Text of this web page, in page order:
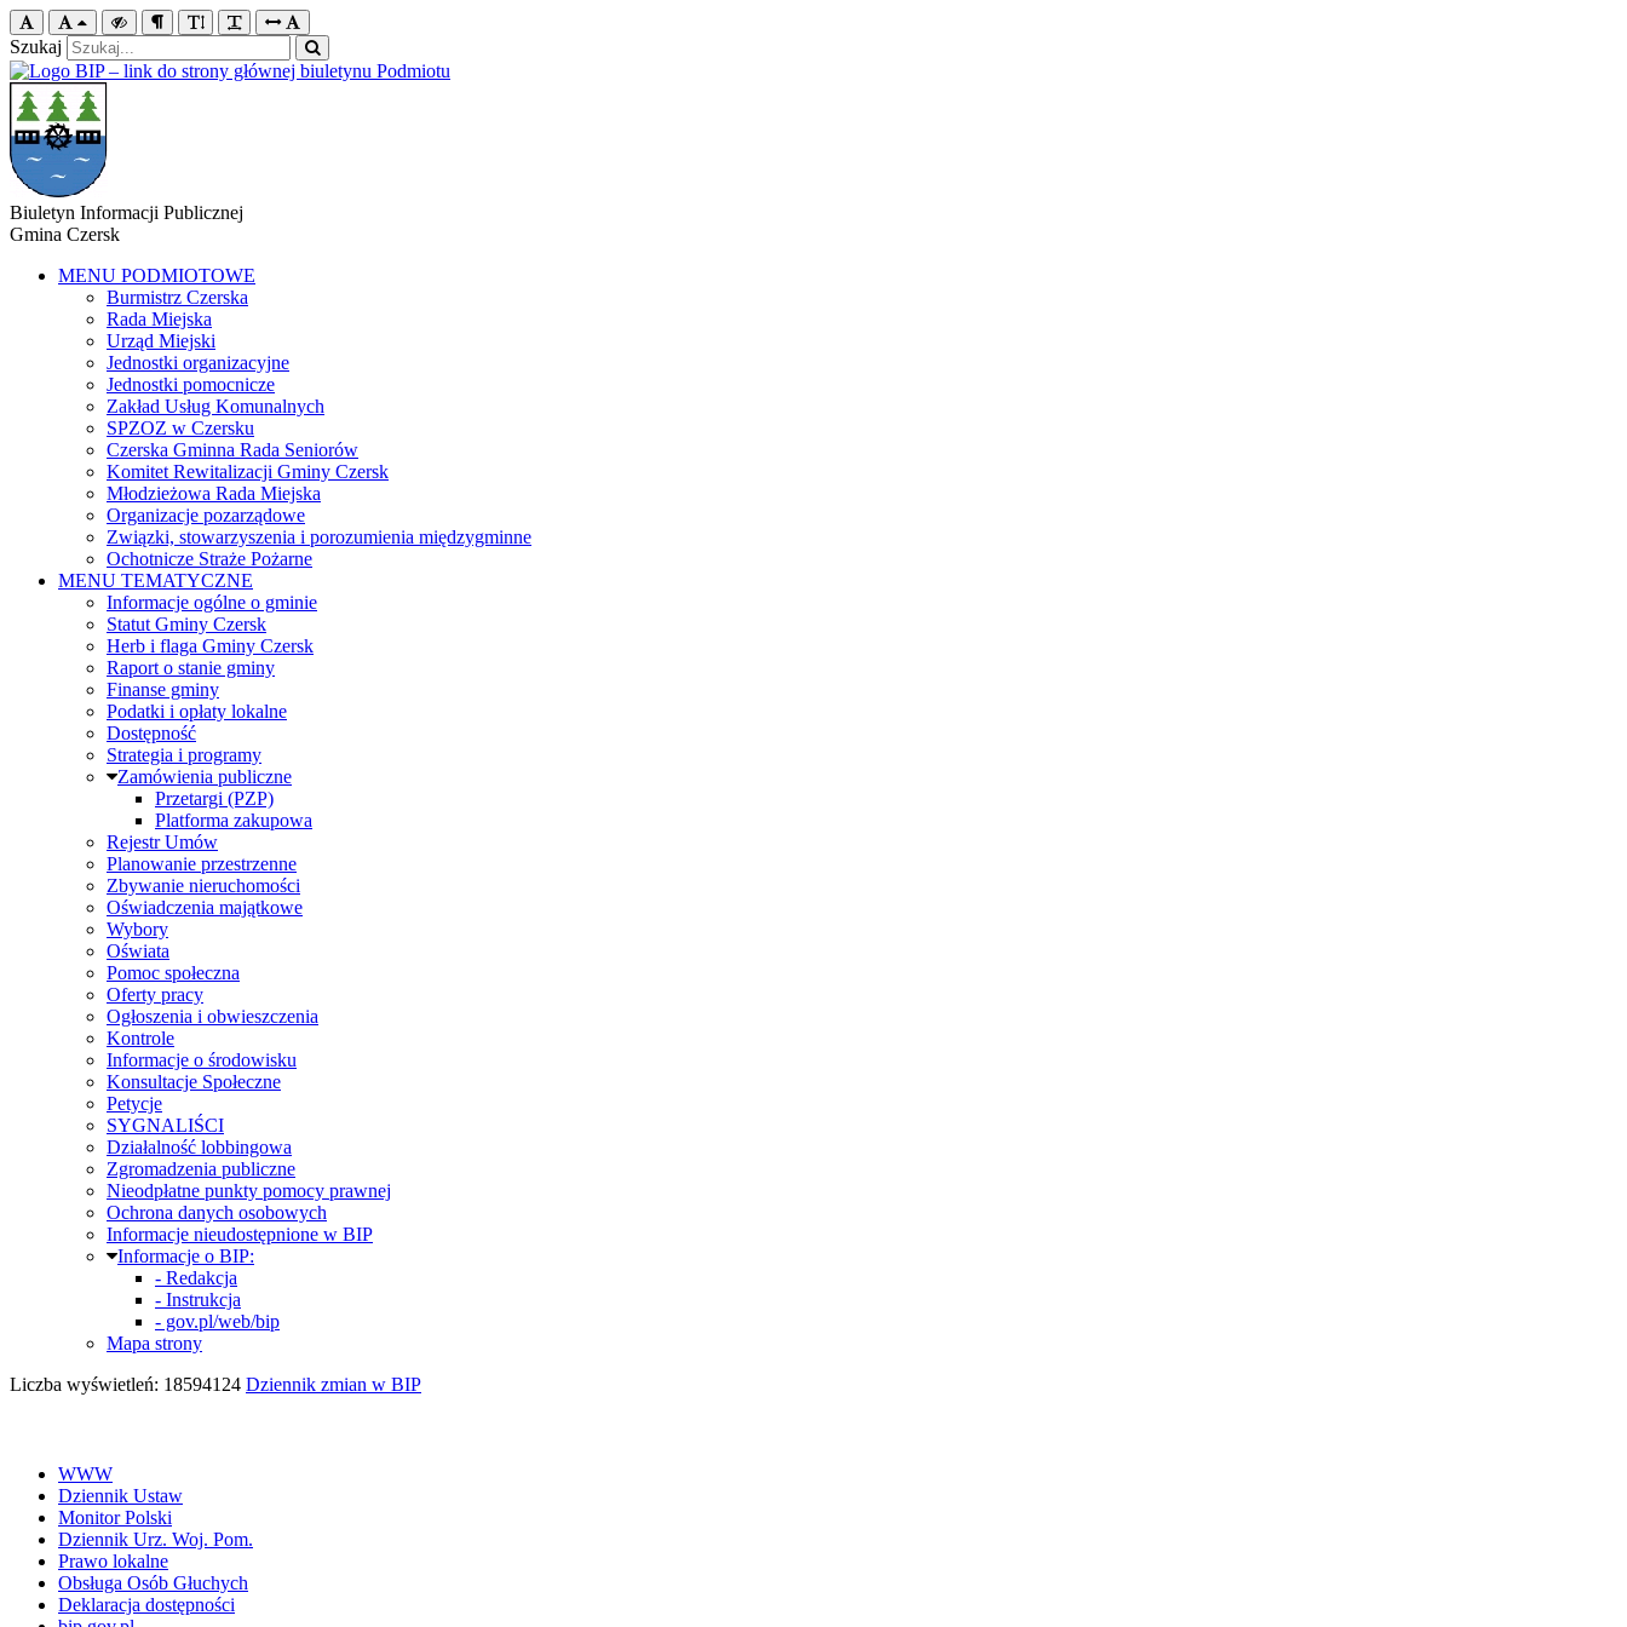
Szukaj
Biuletyn Informacji Publicznej
Gmina Czersk
MENU PODMIOTOWE
Burmistrz Czerska
Rada Miejska
Urząd Miejski
Jednostki organizacyjne
Jednostki pomocnicze
Zakład Usług Komunalnych
SPZOZ w Czersku
Czerska Gminna Rada Seniorów
Komitet Rewitalizacji Gminy Czersk
Młodzieżowa Rada Miejska
Organizacje pozarządowe
Związki, stowarzyszenia i porozumienia międzygminne
Ochotnicze Straże Pożarne
MENU TEMATYCZNE
Informacje ogólne o gminie
Statut Gminy Czersk
Herb i flaga Gminy Czersk
Raport o stanie gminy
Finanse gminy
Podatki i opłaty lokalne
Dostępność
Strategia i programy
Zamówienia publiczne
Przetargi (PZP)
Platforma zakupowa
Rejestr Umów
Planowanie przestrzenne
Zbywanie nieruchomości
Oświadczenia majątkowe
Wybory
Oświata
Pomoc społeczna
Oferty pracy
Ogłoszenia i obwieszczenia
Kontrole
Informacje o środowisku
Konsultacje Społeczne
Petycje
SYGNALIŚCI
Działalność lobbingowa
Zgromadzenia publiczne
Nieodpłatne punkty pomocy prawnej
Ochrona danych osobowych
Informacje nieudostępnione w BIP
Informacje o BIP:
- Redakcja
- Instrukcja
- gov.pl/web/bip
Mapa strony
Liczba wyświetleń: 18594124 Dziennik zmian w BIP
WWW
Dziennik Ustaw
Monitor Polski
Dziennik Urz. Woj. Pom.
Prawo lokalne
Obsługa Osób Głuchych
Deklaracja dostępności